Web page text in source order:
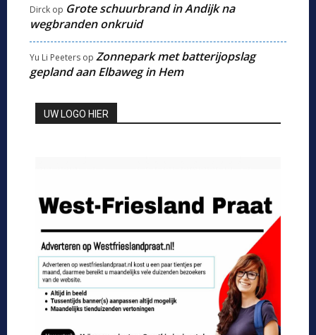
Dirck op Grote schuurbrand in Andijk na
wegbranden onkruid
Yu Li Peeters op Zonnepark met batterijopslag
gepland aan Elbaweg in Hem
UW LOGO HIER